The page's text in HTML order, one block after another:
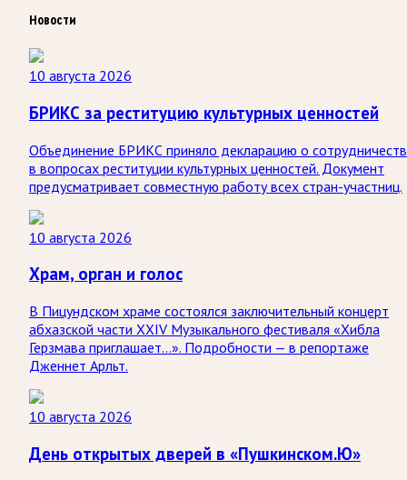
Новости
10 августа 2026
БРИКС за реституцию культурных ценностей
Объединение БРИКС приняло декларацию о
в вопросах реституции культурных ценностей. Документ
предусматривает совместную работу всех стран-участниц.
10 августа 2026
Храм, орган и голос
В Пицундском храме состоялся заключительный концерт
абхазской части XXIV Музыкального фестиваля «Хибла
Герзмава приглашает…». Подробности — в репортаже
Дженнет Арльт.
10 августа 2026
День открытых дверей в «Пушкинском.Ю»